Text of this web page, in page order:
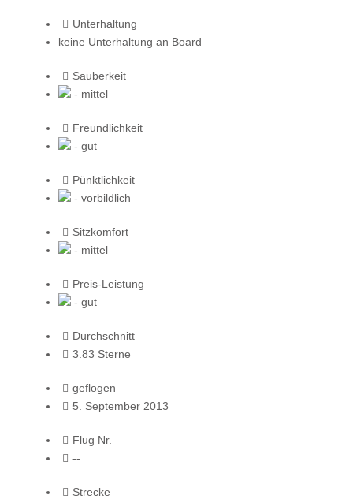
Unterhaltung
keine Unterhaltung an Board
Sauberkeit
- mittel
Freundlichkeit
- gut
Pünktlichkeit
- vorbildlich
Sitzkomfort
- mittel
Preis-Leistung
- gut
Durchschnitt
3.83 Sterne
geflogen
5. September 2013
Flug Nr.
--
Strecke